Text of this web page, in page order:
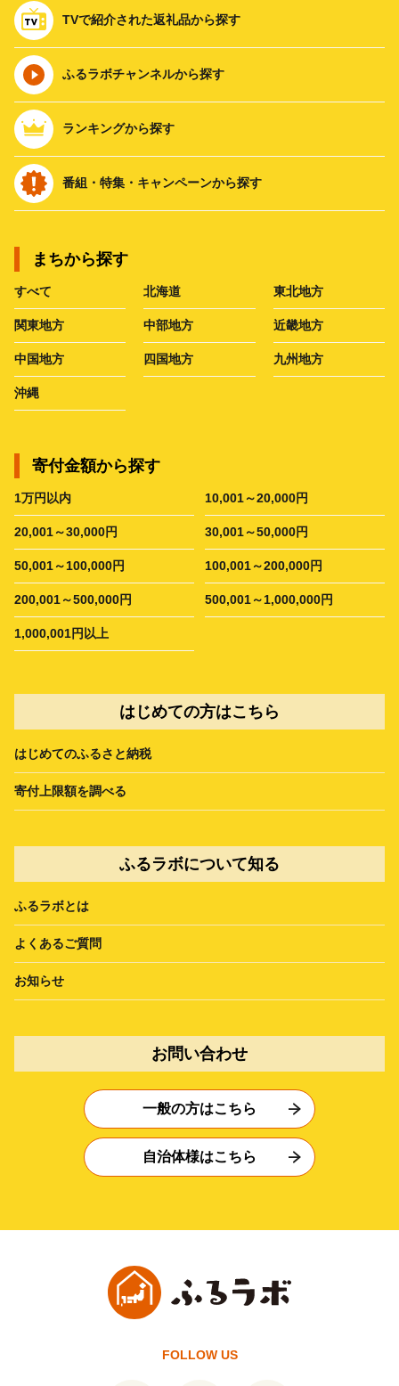
TVで紹介された返礼品から探す
ふるラボチャンネルから探す
ランキングから探す
番組・特集・キャンペーンから探す
まちから探す
すべて 北海道 東北地方
関東地方 中部地方 近畿地方
中国地方 四国地方 九州地方
沖縄
寄付金額から探す
1万円以内 10,001～20,000円
20,001～30,000円 30,001～50,000円
50,001～100,000円 100,001～200,000円
200,001～500,000円 500,001～1,000,000円
1,000,001円以上
はじめての方はこちら
はじめてのふるさと納税
寄付上限額を調べる
ふるラボについて知る
ふるラボとは
よくあるご質問
お知らせ
お問い合わせ
一般の方はこちら
自治体様はこちら
FOLLOW US